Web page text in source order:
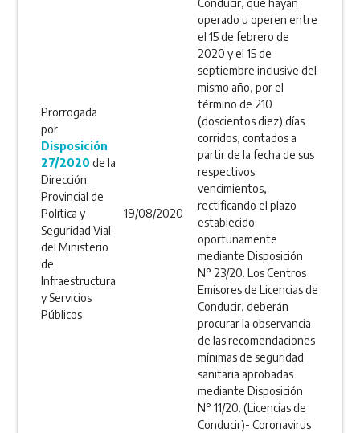
Prorrogada
por
Disposición
27/2020 de la
Dirección
Provincial de
Política y
Seguridad Vial
del Ministerio
de
Infraestructura
y Servicios
Públicos
19/08/2020
operado u operen entre
el 15 de febrero de
2020 y el 15 de
septiembre inclusive del
mismo año, por el
término de 210
(doscientos diez) días
corridos, contados a
partir de la fecha de sus
respectivos
vencimientos,
rectificando el plazo
establecido
oportunamente
mediante Disposición
N° 23/20. Los Centros
Emisores de Licencias de
Conducir, deberán
procurar la observancia
de las recomendaciones
mínimas de seguridad
sanitaria aprobadas
mediante Disposición
N° 11/20. (Licencias de
Conducir)- Coronavirus